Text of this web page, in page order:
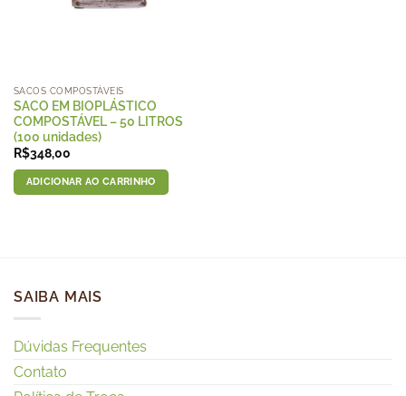
SACOS COMPOSTÁVEIS
SACO EM BIOPLÁSTICO
COMPOSTÁVEL – 50 LITROS
(100 unidades)
R$348,00
ADICIONAR AO CARRINHO
SAIBA MAIS
Dúvidas Frequentes
Contato